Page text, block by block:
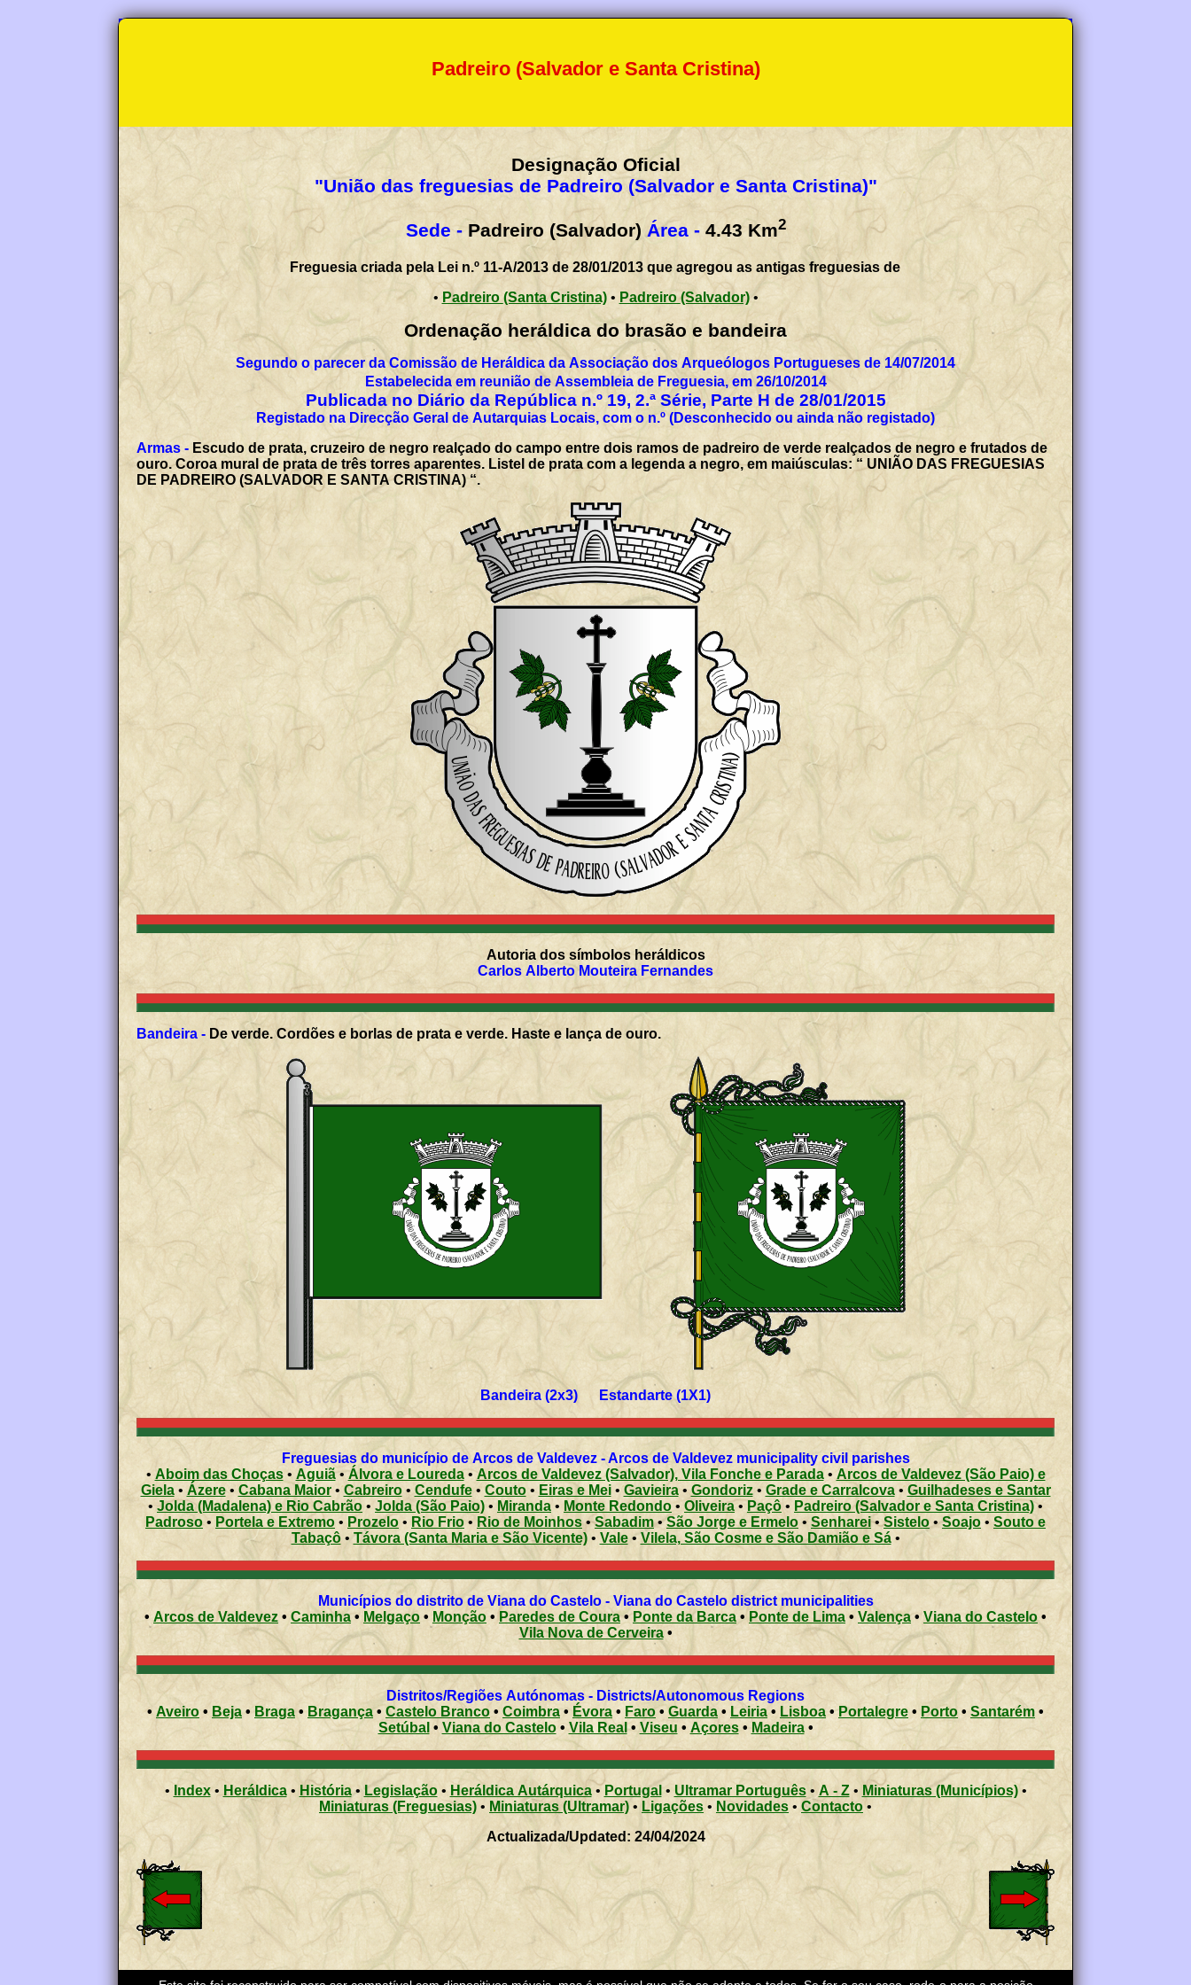
Padreiro (Salvador e Santa Cristina)
Designação Oficial
"União das freguesias de Padreiro (Salvador e Santa Cristina)"
Sede - Padreiro (Salvador) Área - 4.43 Km2
Freguesia criada pela Lei n.º 11-A/2013 de 28/01/2013 que agregou as antigas freguesias de
•
Padreiro (Santa Cristina)• Padreiro (Salvador)•
Ordenação heráldica do brasão e bandeira
Segundo o parecer da Comissão de Heráldica da Associação dos Arqueólogos Portugueses de 14/07/2014
Estabelecida em reunião de Assembleia de Freguesia, em 26/10/2014
Publicada no Diário da República n.º 19, 2.ª Série, Parte H de 28/01/2015
Registado na Direcção Geral de Autarquias Locais, com o n.º (Desconhecido ou ainda não registado)
Armas - Escudo de prata, cruzeiro de negro realçado do campo entre dois ramos de padreiro de verde realçados de negro e frutados de
ouro. Coroa mural de prata de três torres aparentes. Listel de prata com a legenda a negro, em maiúsculas: “ UNIÃO DAS FREGUESIAS
DE PADREIRO (SALVADOR E SANTA CRISTINA) “.
Autoria dos símbolos heráldicos
Carlos Alberto Mouteira Fernandes
Bandeira - De verde. Cordões e borlas de prata e verde. Haste e lança de ouro.
Bandeira (2x3) Estandarte (1X1)
Freguesias do município de Arcos de Valdevez - Arcos de Valdevez municipality civil parishes
• Aboim das Choças• Aguiã•Álvora e Loureda•Arcos de Valdevez (Salvador), Vila Fonche e Parada• Arcos de Valdevez (São Paio) e
Giela• Ázere• Cabana Maior•Cabreiro• Cendufe• Couto• Eiras e Mei•Gavieira•Gondoriz• Grade e Carralcova•Guilhadeses e Santar
• Jolda (Madalena) e Rio Cabrão • Jolda (São Paio) • Miranda • Monte Redondo • Oliveira• Paçô • Padreiro (Salvador e Santa Cristina)•
Padroso • Portela e Extremo • Prozelo • Rio Frio • Rio de Moinhos•Sabadim•São Jorge e Ermelo • Senharei•Sistelo •Soajo • Souto e
Tabaçô• Távora (Santa Maria e São Vicente)• Vale•Vilela, São Cosme e São Damião e Sá•
Municípios do distrito de Viana do Castelo - Viana do Castelo district municipalities
• Arcos de Valdevez • Caminha • Melgaço • Monção • Paredes de Coura• Ponte da Barca • Ponte de Lima • Valença• Viana do Castelo •
Vila Nova de Cerveira•
Distritos/Regiões Autónomas - Districts/Autonomous Regions
• Aveiro • Beja • Braga • Bragança• Castelo Branco • Coimbra • Évora • Faro• Guarda • Leiria • Lisboa •Portalegre • Porto • Santarém •
Setúbal • Viana do Castelo• Vila Real • Viseu • Açores • Madeira •
• Index• Heráldica• História • Legislação • Heráldica Autárquica• Portugal • Ultramar Português•A - Z• Miniaturas (Municípios)•
Miniaturas (Freguesias) • Miniaturas (Ultramar) • Ligações• Novidades • Contacto •
Actualizada/Updated: 24/04/2024